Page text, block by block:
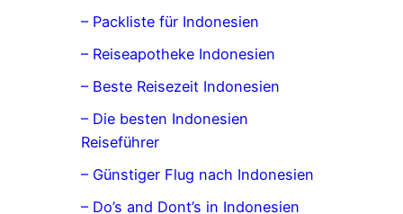
– Packliste für Indonesien
– Reiseapotheke Indonesien
– Beste Reisezeit Indonesien
– Die besten Indonesien
Reiseführer
– Günstiger Flug nach Indonesien
– Do’s and Dont’s in Indonesien